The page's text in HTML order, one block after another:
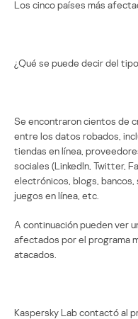
Los cinco países más
¿Qué se puede decir del
Se encontraron cientos de
entre los datos robados,
tiendas en línea,
sociales (LinkedIn, Twitter,
electrónicos, blogs, bancos,
juegos en línea, etc.
A continuación pueden ver
afectados por el programa
atacados.
Kaspersky Lab contactó al